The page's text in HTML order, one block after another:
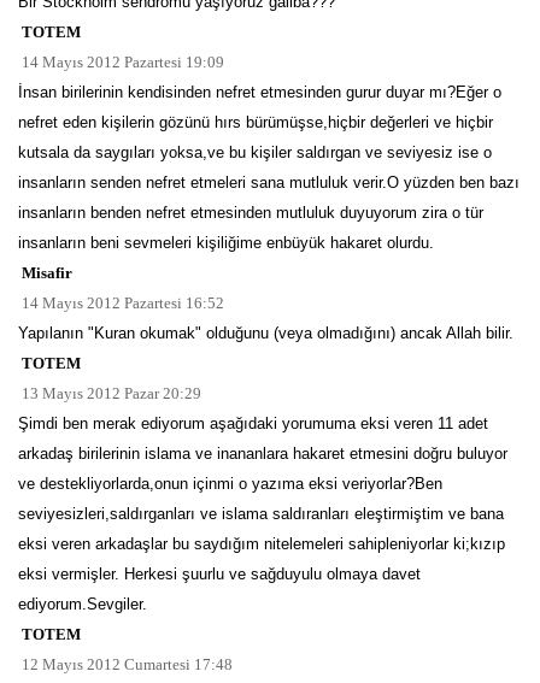
TOTEM
14 Mayıs 2012 Pazartesi 19:09
İnsan birilerinin kendisinden nefret etmesinden gurur duyar mı?Eğer o
nefret eden kişilerin gözünü hırs bürümüşse,hiçbir değerleri ve hiçbir
kutsala da saygıları yoksa,ve bu kişiler saldırgan ve seviyesiz ise o
insanların senden nefret etmeleri sana mutluluk verir.O yüzden ben bazı
insanların benden nefret etmesinden mutluluk duyuyorum zira o tür
insanların beni sevmeleri kişiliğime enbüyük hakaret olurdu.
Misafir
14 Mayıs 2012 Pazartesi 16:52
Yapılanın "Kuran okumak" olduğunu (veya olmadığını) ancak Allah bilir.
TOTEM
13 Mayıs 2012 Pazar 20:29
Şimdi ben merak ediyorum aşağıdaki yorumuma eksi veren 11 adet
arkadaş birilerinin islama ve inananlara hakaret etmesini doğru buluyor
ve destekliyorlarda,onun içinmi o yazıma eksi veriyorlar?Ben
seviyesizleri,saldırganları ve islama saldıranları eleştirmiştim ve bana
eksi veren arkadaşlar bu saydığım nitelemeleri sahipleniyorlar ki;kızıp
eksi vermişler. Herkesi şuurlu ve sağduyulu olmaya davet
ediyorum.Sevgiler.
TOTEM
12 Mayıs 2012 Cumartesi 17:48